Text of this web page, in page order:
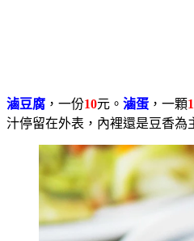
滷豆腐 ，一份10元。 滷蛋 ，一顆
汁停留在外表，內裡還是豆香為